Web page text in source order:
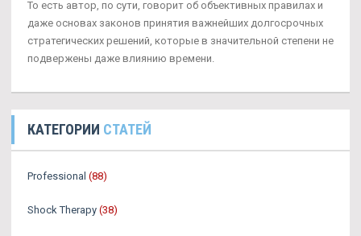
То есть автор, по сути, говорит об объективных правилах и
даже основах законов принятия важнейших долгосрочных
стратегических решений, которые в значительной степени не
подвержены даже влиянию времени.
КАТЕГОРИИ СТАТЕЙ
Professional (88)
Shock Therapy (38)